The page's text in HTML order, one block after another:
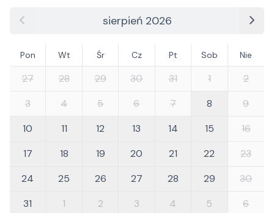
sierpień 2026
Pon Wt Śr Cz Pt Sob Nie
27 28 29 30 31 1
2
3
4 5 6 7 8
9
10
11 12 13 14 15
16
17
18 19 20 21 22
23
24
25 26 27 28 29
30
31
1 2 3 4 5 6